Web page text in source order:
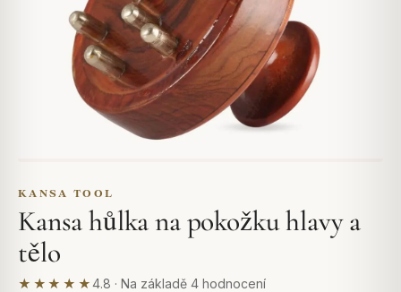
KANSA TOOL
Kansa hůlka na pokožku hlavy a
tělo
★★★★★4.8 · Na základě 4 hodnocení